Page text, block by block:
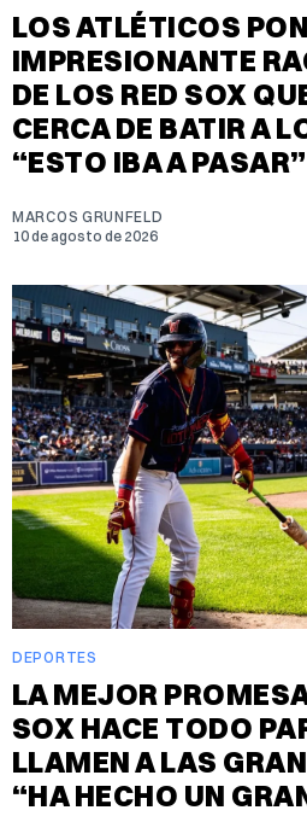
LOS ATLÉTICOS
IMPRESIONANTE
DE LOS RED SOX
CERCA DE BATIR A
“ESTO IBA A PASAR”
MARCOS GRUNFELD
10 de agosto de 2026
DEPORTES
LA MEJOR
SOX HACE TODO
LLAMEN A LAS
“HA HECHO UN